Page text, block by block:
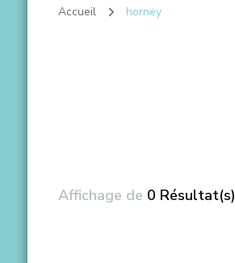
Accueil horney
Affichage de 0